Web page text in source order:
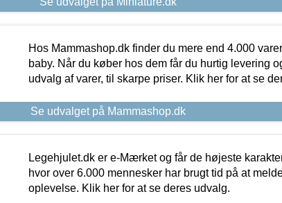
Hos Mammashop.dk finder du mere end 4.000
baby. Når du køber hos dem får du hurtig levering
udvalg af varer, til skarpe priser. Klik her for at se
Se udvalget på Mammashop.dk
Legehjulet.dk er e-Mærket og får de højeste
hvor over 6.000 mennesker har brugt tid på at
oplevelse. Klik her for at se deres udvalg.